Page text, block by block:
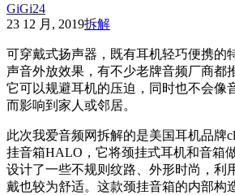
GiGi24
23 12 月, 2019拆解
可穿戴式扬声器，既有耳机轻巧便携的
声音外放效果，有不少老牌音频厂商都
它可以规避耳机的压迫，同时也不会像
而影响到家人或邻居。
此次我爱音频网拆解的是美国耳机品牌
挂音箱HALO，它将颈挂式耳机和音箱
设计了一些不规则纹路、外形时尚，利
戴也较为舒适。这款颈挂音箱的内部构